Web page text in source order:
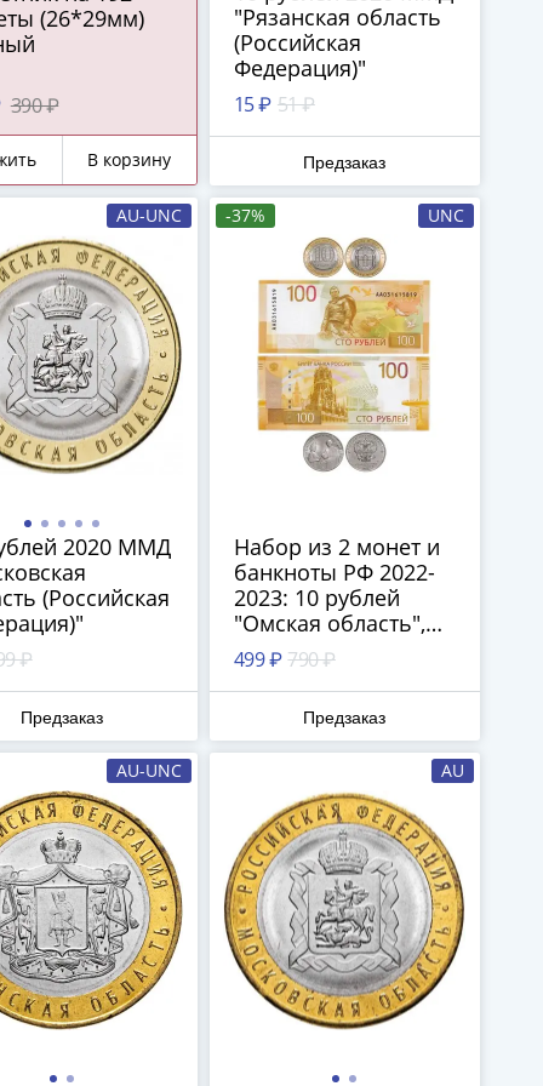
(26*29мм)
390 ₽
В корзину
"Рязанская область
(Российская
Федерация)"
15 ₽ 51 ₽
Предзаказ
AU-UNC
2020 ММД
(Российская
₽
Предзаказ
-37% UNC
Набор из 2 монет и
банкноты РФ 2022-
2023: 10 рублей
"Омская область",
100 рублей "Ржев" и
25 рублей "Аленький
цветочек"
499 ₽ 790 ₽
Предзаказ
AU-UNC AU